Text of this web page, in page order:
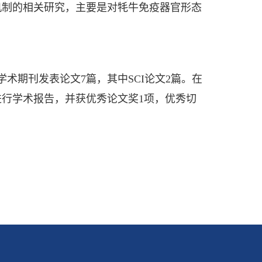
相关研究，主要是对牦牛免疫器官形态
期刊发表论文7篇，其中SCI论文2篇。在
学术报告，并获优秀论文奖1项，优秀切